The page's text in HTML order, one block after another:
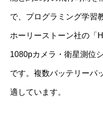
で、プログラミング学習
ホーリーストーン社の「
1080pカメラ・衛星測位
です。複数バッテリーパ
適しています。